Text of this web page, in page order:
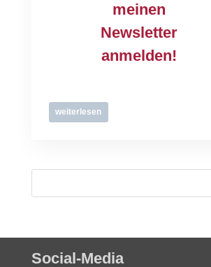
meinen
Newsletter
anmelden!
weiterlesen
Social-Media